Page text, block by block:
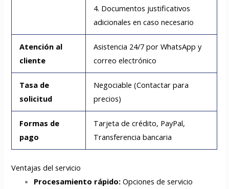
4. Documentos justificativos
adicionales en caso necesario
Atención al
cliente
Asistencia 24/7 por WhatsApp y
correo electrónico
Tasa de
solicitud
Negociable (Contactar para
precios)
Formas de
pago
Tarjeta de crédito, PayPal,
Transferencia bancaria
Ventajas del servicio
Procesamiento rápido: Opciones de servicio